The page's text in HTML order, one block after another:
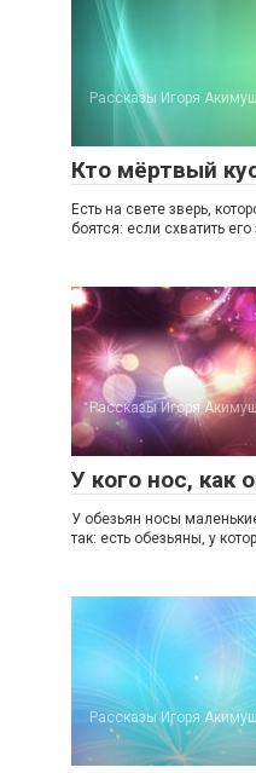
Рассказы Игоря
Кто мёртвый
Есть на свете зверь,
боятся: если схватить
Рассказы Игоря
У кого нос, как
У обезьян носы
так: есть обезьяны, у
Рассказы Игоря